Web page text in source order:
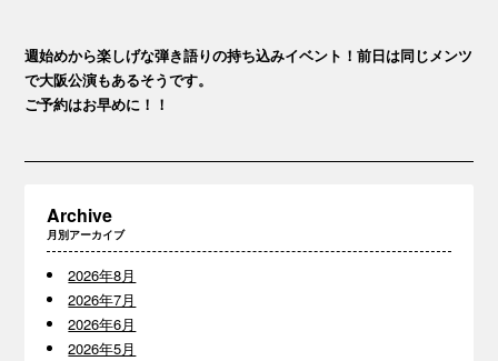
週始めから楽しげな弾き語りの持ち込みイベント！前日は同じメンツ
で大阪公演もあるそうです。
ご予約はお早めに！！
Archive
月別アーカイブ
2026年8月
2026年7月
2026年6月
2026年5月